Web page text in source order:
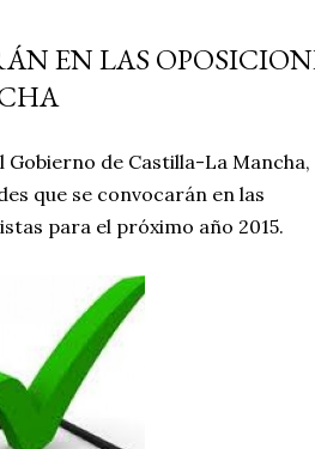
EN LAS
de Castilla-La Mancha,
que se convocarán en las
para el próximo año 2015.